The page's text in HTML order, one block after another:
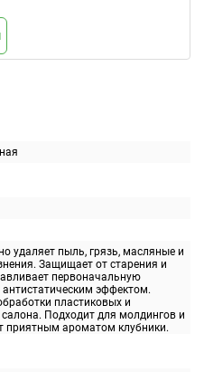
удаляет пыль, грязь, масляные и
Защищает от старения и
первоначальную
антистатическим эффектом.
пластиковых и
Подходит для молдингов и
приятным ароматом клубники.